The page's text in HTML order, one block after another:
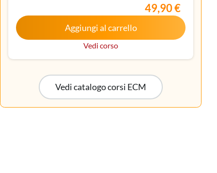
Iscritto nell’elenco speciale ad esaurimento,
Malattie metaboliche e diabetologia, Medicina
interna, Oncologia, Pediatria, Pediatria (Pediatri di
libera scelta), Tecnico sanitario di radiologia medica
49,90 €
Aggiungi al carrello
Vedi corso
Vedi catalogo corsi ECM